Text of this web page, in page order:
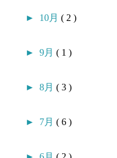
► 10月( 2 )
►9月( 1 )
►8月( 3 )
► 7月( 6 )